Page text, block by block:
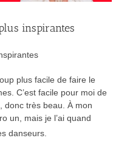
inspirantes
plus facile de faire le
C’est facile pour moi de
donc très beau. À mon
un, mais je l’ai quand
danseurs.